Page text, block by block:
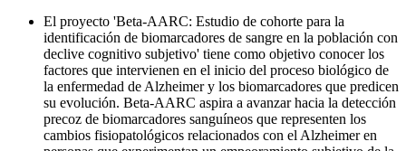
El proyecto 'Beta-AARC: Estudio de cohorte para la
identificación de biomarcadores de sangre en la población con
declive cognitivo subjetivo' tiene como objetivo conocer los
factores que intervienen en el inicio del proceso biológico de
la enfermedad de Alzheimer y los biomarcadores que predicen
su evolución. Beta-AARC aspira a avanzar hacia la detección
precoz de biomarcadores sanguíneos que representen los
cambios fisiopatológicos relacionados con el Alzheimer en